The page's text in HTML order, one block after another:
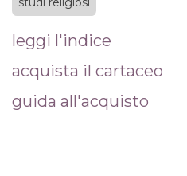
leggi l'indice
acquista il cartaceo
guida all'acquisto